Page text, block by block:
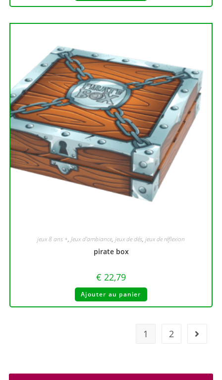
jeux 8 ans +, Jeux d'ambiance, jeux de dés, jeux de réflexion
pirate box
€ 22,79
Ajouter au panier
1 2